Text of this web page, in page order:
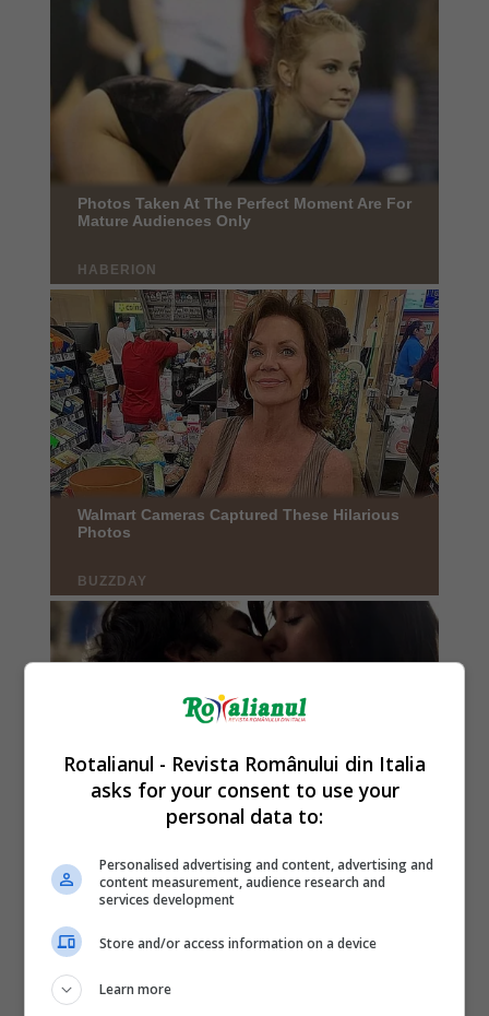
Rotalianul - Revista Românului din Italia
asks for your consent to use your
personal data to:
Personalised advertising and content, advertising and
content measurement, audience research and
services development
Store and/or access information on a device
Learn more